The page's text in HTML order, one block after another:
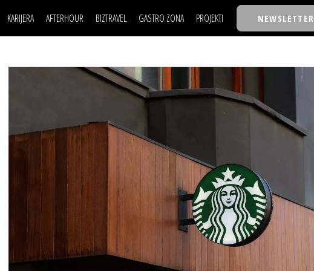
KARIJERA
KNOW-HOW
AFTERHOUR
WELLBEING
BIZTRAVEL GASTRO ZONA PROJEKTI
TASTY TALKS
30 ISPOD 30
BACK TO OFFICE/SCHOOL
BIZBENDOVI
BIZKOLEGIJUM
BMW BIZNIS LIGA
BIZLIFE WEEK
IZJAVA GODINE
NEWSLETTER
POSAO
MOJ UGAO
FILM I SCENA
AUTO SVET
NAJKOLEGA
30 ISPOD 30
BACK TO OFFICE/SCHOOL
BMW BIZNIS LIGA
BIZLIFE WEEK
IZJAVA GODINE